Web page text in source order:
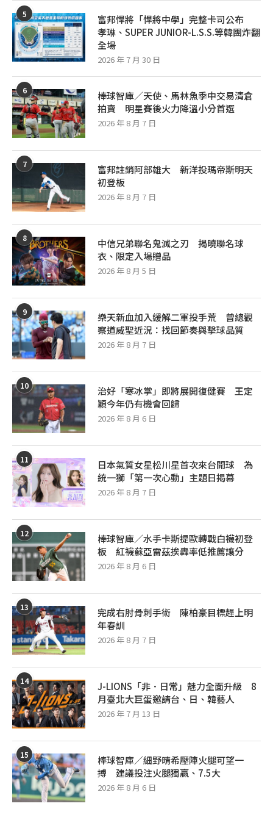
5
富邦悍將「悍將中學」完整卡司公布
孝琳、SUPER JUNIOR-L.S.S.等韓團炸翻
全場
2026 年 7 月 30 日
6
棒球智庫／天使、馬林魚季中交易清倉
拍賣 明星賽後火力降溫小分首選
2026 年 8 月 7 日
7
富邦註銷阿部雄大 新洋投瑪帝斯明天
初登板
2026 年 8 月 7 日
8
中信兄弟聯名鬼滅之刃 揭曉聯名球
衣、限定入場贈品
2026 年 8 月 5 日
9
樂天新血加入緩解二軍投手荒 曾總觀
察道威聖近況：找回節奏與擊球品質
2026 年 8 月 7 日
10
治好「寒冰掌」即將展開復健賽 王定
穎今年仍有機會回歸
2026 年 8 月 6 日
11
日本氣質女星松川星首次來台開球 為
統一獅「第一次心動」主題日揭幕
2026 年 8 月 7 日
12
棒球智庫／水手卡斯提歐轉戰白襪初登
板 紅襪蘇亞雷茲挨轟率低推薦讓分
2026 年 8 月 6 日
13
完成右肘骨刺手術 陳柏豪目標趕上明
年春訓
2026 年 8 月 7 日
14
J-LIONS「非．日常」魅力全面升級 8
月臺北大巨蛋邀請台、日、韓藝人
2026 年 7 月 13 日
15
棒球智庫／細野晴希壓陣火腿可望一
搏 建議投注火腿獨贏、7.5大
2026 年 8 月 6 日